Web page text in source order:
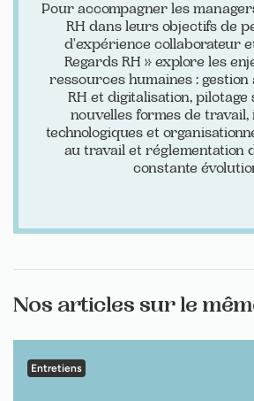
Pour accompagner les
RH dans leurs objectifs de
d'expérience collaborateur
Regards RH » explore les
ressources humaines :
RH et digitalisation, pilotage
nouvelles formes de travail,
technologiques et
au travail et réglementation
constante
Nos articles sur le
Entretiens